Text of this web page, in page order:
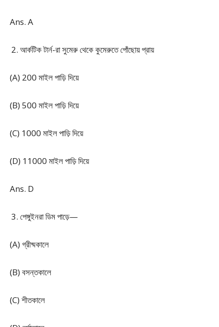
Ans. A
আর্কটিক টার্ন-রা সুমেরু থেকে কুমেরুতে পোঁছোয় প্রায়
(A) 200 মাইল পাড়ি দিয়ে
(B) 500 মাইল পাড়ি দিয়ে
(C) 1000 মাইল পাড়ি দিয়ে
(D) 11000 মাইল পাড়ি দিয়ে
Ans. D
পেঙ্গুইনরা ডিম পাড়ে—
(A) গ্রীষ্মকালে
(B) বসন্তকালে
(C) শীতকালে